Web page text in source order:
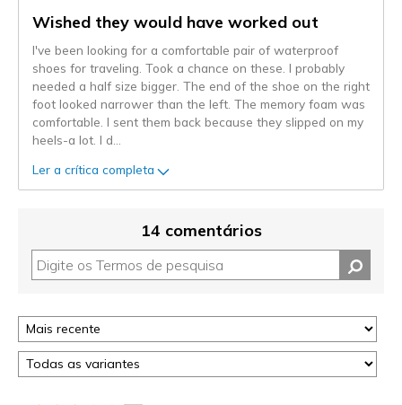
Wished they would have worked out
I've been looking for a comfortable pair of waterproof
shoes for traveling. Took a chance on these. I probably
needed a half size bigger. The end of the shoe on the right
foot looked narrower than the left. The memory foam was
comfortable. I sent them back because they slipped on my
heels-a lot. I d
Ler a crítica completa
14 comentários